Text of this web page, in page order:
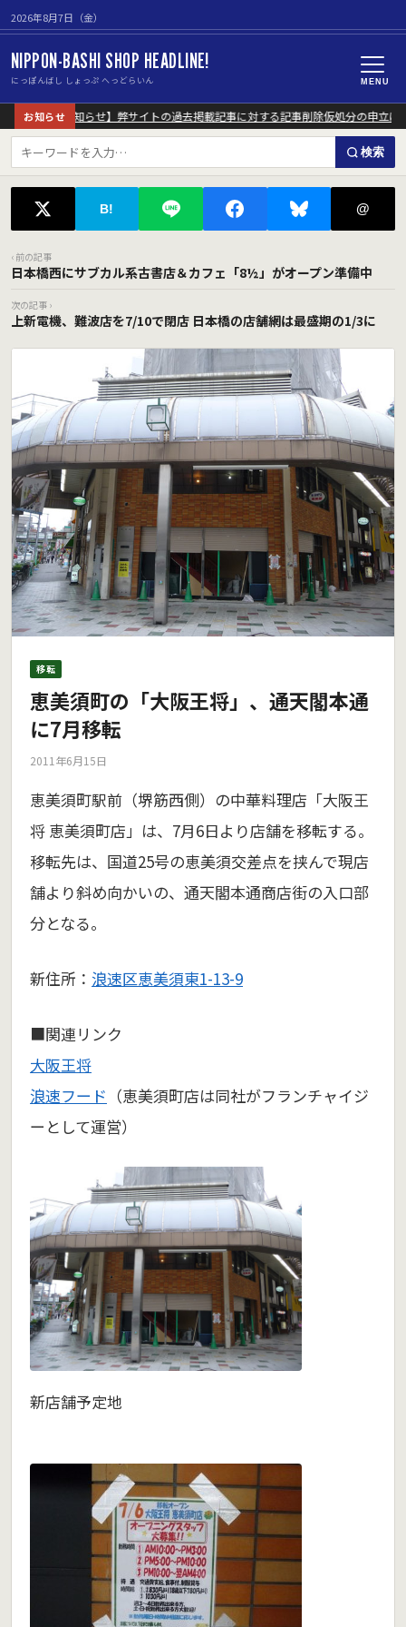
2026年8月7日（金）
NIPPON-BASHI SHOP HEADLINE!
にっぽんばし しょっぷ へっどらいん MENU
お知らせ
【重要なお知らせ】弊サイトの過去掲載記事に対する記事削除仮処分の申立につ
検索
B! @
‹ 前の記事
日本橋西にサブカル系古書店＆カフェ「8½」がオープン準備中
次の記事 ›
上新電機、難波店を7/10で閉店 日本橋の店舗網は最盛期の1/3に
移転
恵美須町の「大阪王将」、通天閣本通
に7月移転
2011年6月15日
恵美須町駅前（堺筋西側）の中華料理店「大阪王
将 恵美須町店」は、7月6日より店舗を移転する。
移転先は、国道25号の恵美須交差点を挟んで現店
舗より斜め向かいの、通天閣本通商店街の入口部
分となる。
新住所： 浪速区恵美須東1-13-9
■関連リンク
大阪王将
浪速フード （恵美須町店は同社がフランチャイジ
ーとして運営）
新店舗予定地